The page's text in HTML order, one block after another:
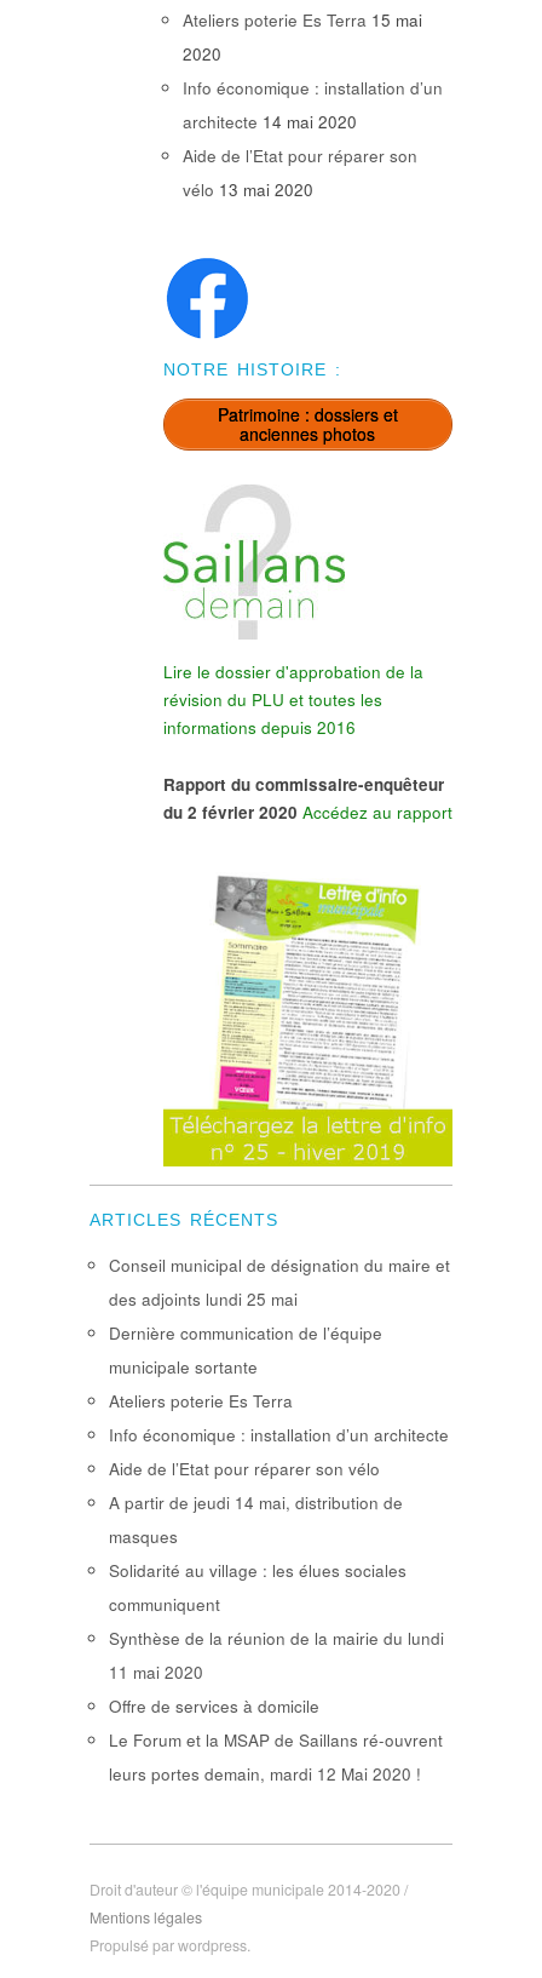
Ateliers poterie Es Terra 15 mai
2020
Info économique : installation d’un
architecte 14 mai 2020
Aide de l’Etat pour réparer son
vélo 13 mai 2020
NOTRE HISTOIRE :
Patrimoine : dossiers et
anciennes photos
Lire le dossier d'approbation de la
révision du PLU et toutes les
informations depuis 2016
Rapport du commissaire-enquêteur
du 2 février 2020 Accédez au rapport
ARTICLES RÉCENTS
Conseil municipal de désignation du maire et
des adjoints lundi 25 mai
Dernière communication de l’équipe
municipale sortante
Ateliers poterie Es Terra
Info économique : installation d’un architecte
Aide de l’Etat pour réparer son vélo
A partir de jeudi 14 mai, distribution de
masques
Solidarité au village : les élues sociales
communiquent
Synthèse de la réunion de la mairie du lundi
11 mai 2020
Offre de services à domicile
Le Forum et la MSAP de Saillans ré-ouvrent
leurs portes demain, mardi 12 Mai 2020 !
Droit d'auteur © l'équipe municipale 2014-2020 /
Mentions légales
Propulsé par wordpress.